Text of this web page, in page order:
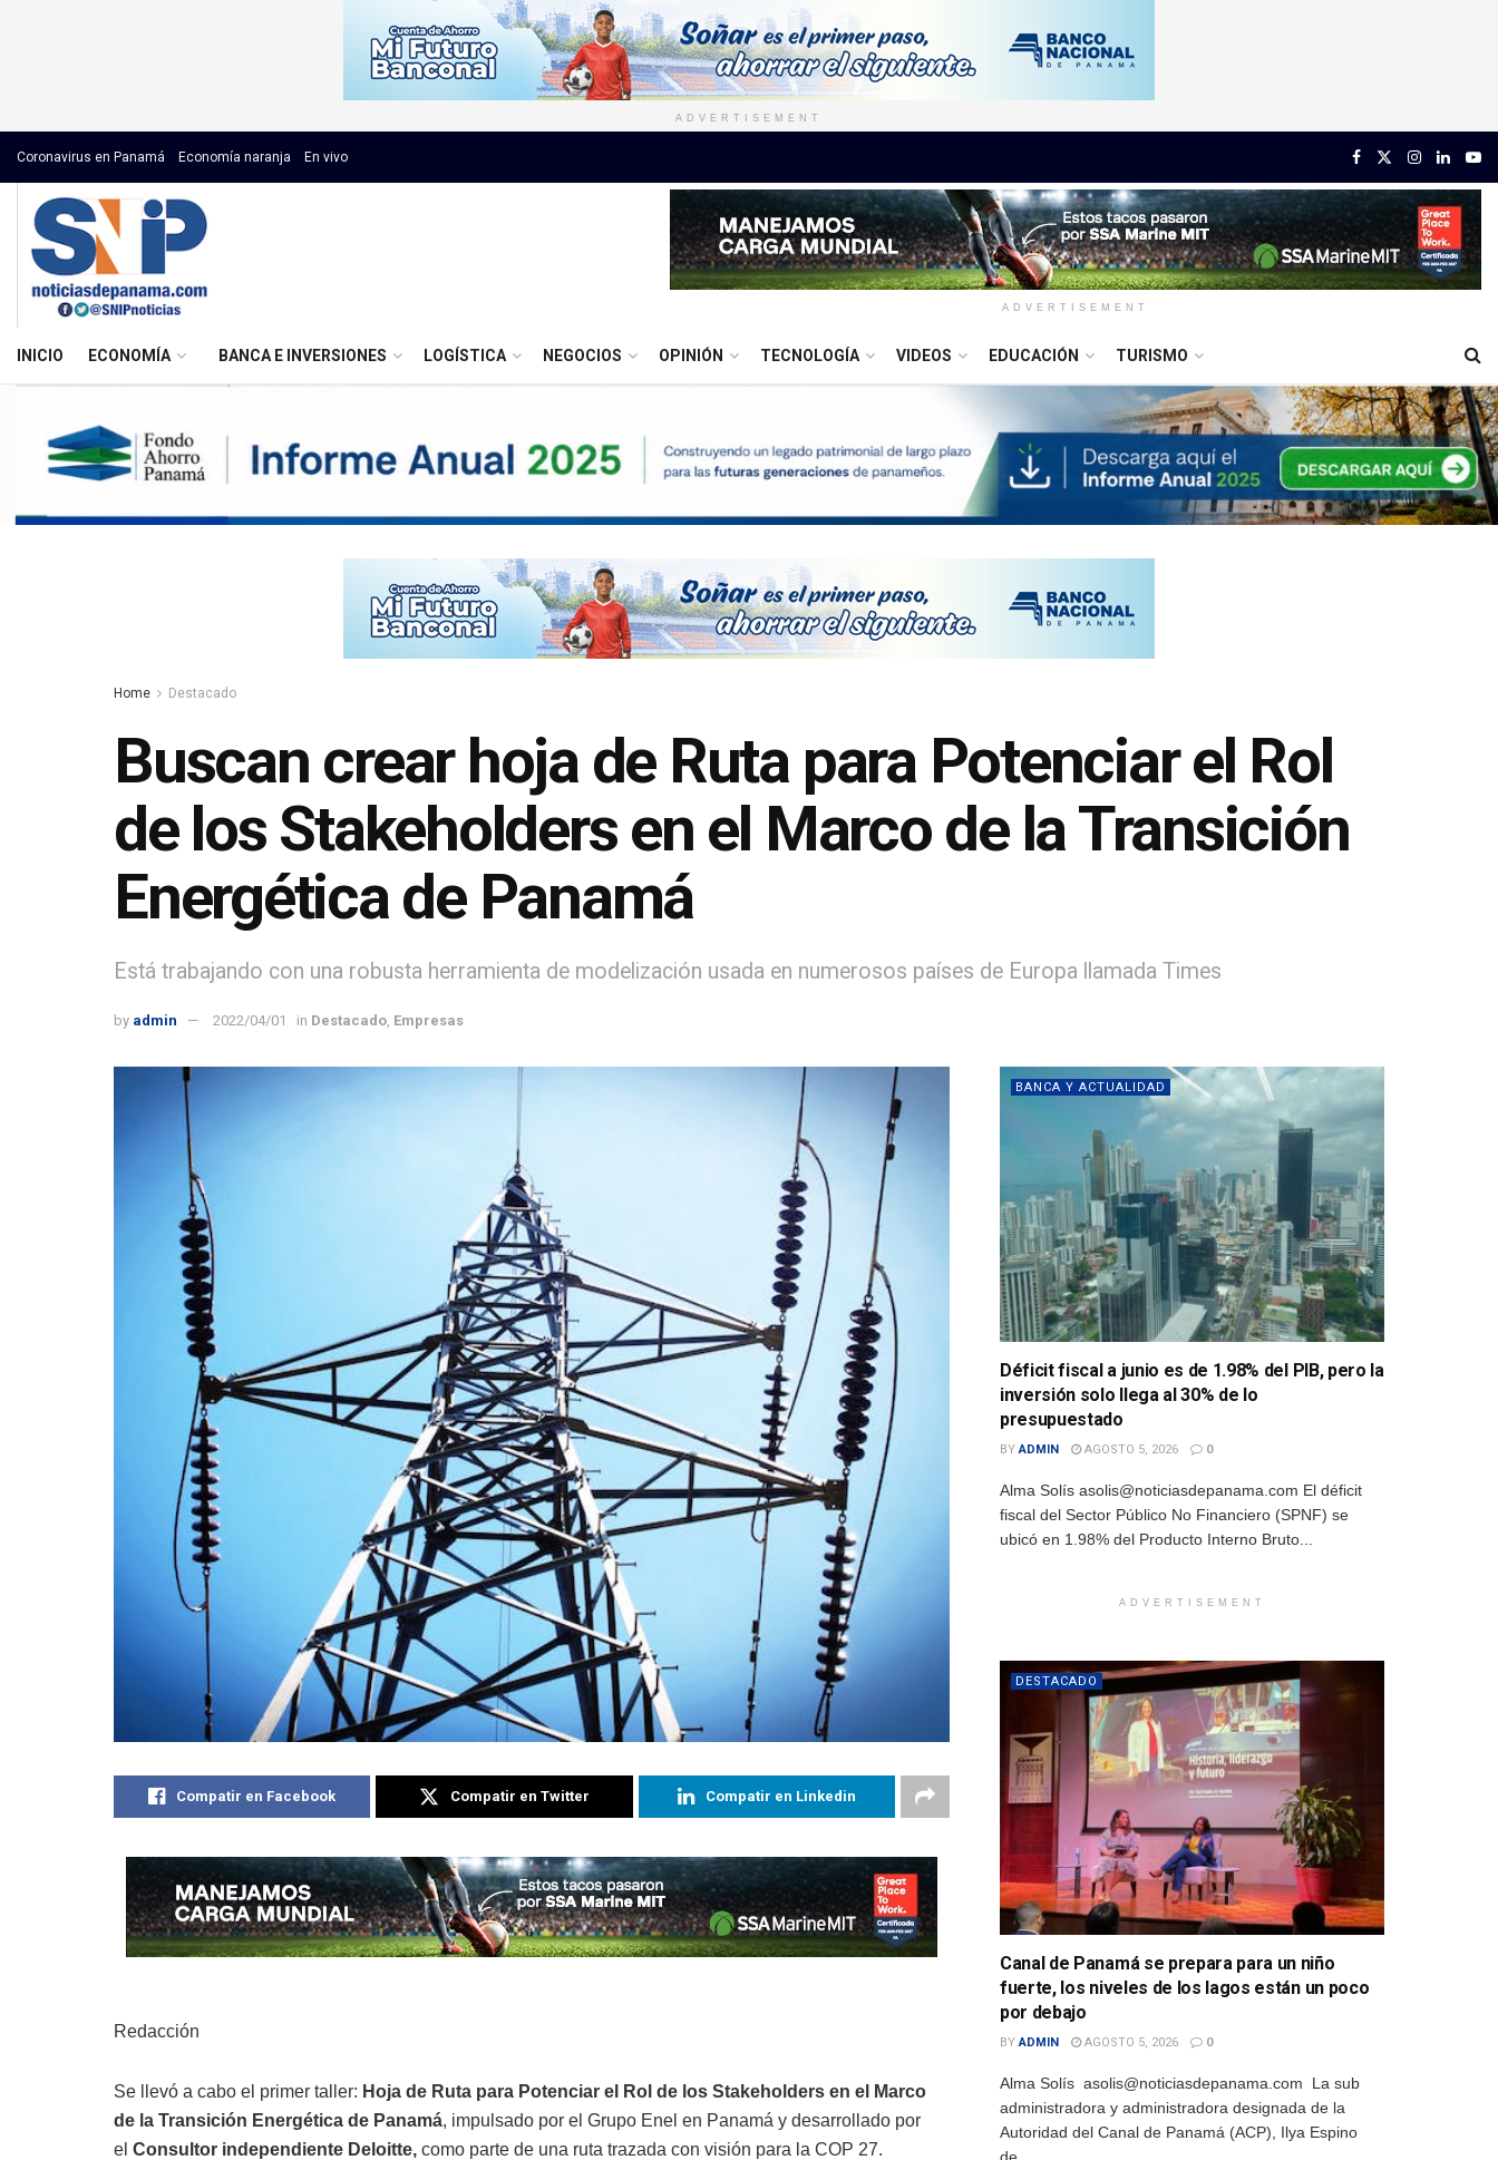
ADVERTISEMENT
Coronavirus en Panamá Economía naranja En vivo
ADVERTISEMENT
INICIO ECONOMÍA BANCA E INVERSIONES LOGÍSTICA NEGOCIOS OPINIÓN TECNOLOGÍA VIDEOS EDUCACIÓN TURISMO
Home Destacado
Buscan crear hoja de Ruta para Potenciar el Rol
de los Stakeholders en el Marco de la Transición
Energética de Panamá
Está trabajando con una robusta herramienta de modelización usada en numerosos países de Europa llamada Times
by admin 2022/04/01 in Destacado Empresas
Compatir en Facebook Compatir en Twitter Compatir en Linkedin
Redacción
Se llevó a cabo el primer taller: Hoja de Ruta para Potenciar el Rol de los Stakeholders en el Marco
de la Transición Energética de Panamá, impulsado por el Grupo Enel en Panamá y desarrollado por
el Consultor independiente Deloitte, como parte de una ruta trazada con visión para la COP 27.
BANCA Y ACTUALIDAD
Déficit fiscal a junio es de 1.98% del PIB, pero la
inversión solo llega al 30% de lo
presupuestado
BY ADMIN AGOSTO 5, 2026 0
Alma Solís asolis@noticiasdepanama.com El déficit
fiscal del Sector Público No Financiero (SPNF) se
ubicó en 1.98% del Producto Interno Bruto...
ADVERTISEMENT
DESTACADO
Canal de Panamá se prepara para un niño
fuerte, los niveles de los lagos están un poco
por debajo
BY ADMIN AGOSTO 5, 2026 0
Alma Solís asolis@noticiasdepanama.com La sub
administradora y administradora designada de la
Autoridad del Canal de Panamá (ACP), Ilya Espino